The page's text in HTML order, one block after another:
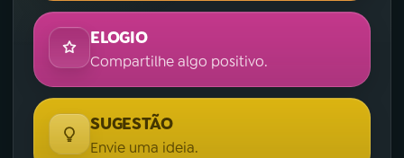
ELOGIO
Compartilhe algo positivo.
SUGESTÃO
Envie uma ideia.